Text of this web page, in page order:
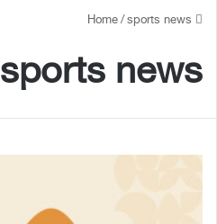
/sports news
sports news